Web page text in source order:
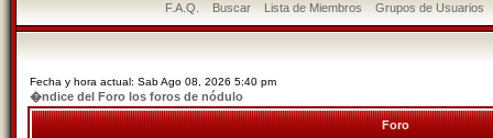
F.A.Q. Buscar Lista de Miembros Grupos de Usuarios
Fecha y hora actual: Sab Ago 08, 2026 5:40 pm
�ndice del Foro los foros de nódulo
Foro